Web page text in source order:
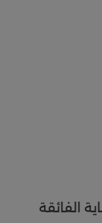
الفائقة